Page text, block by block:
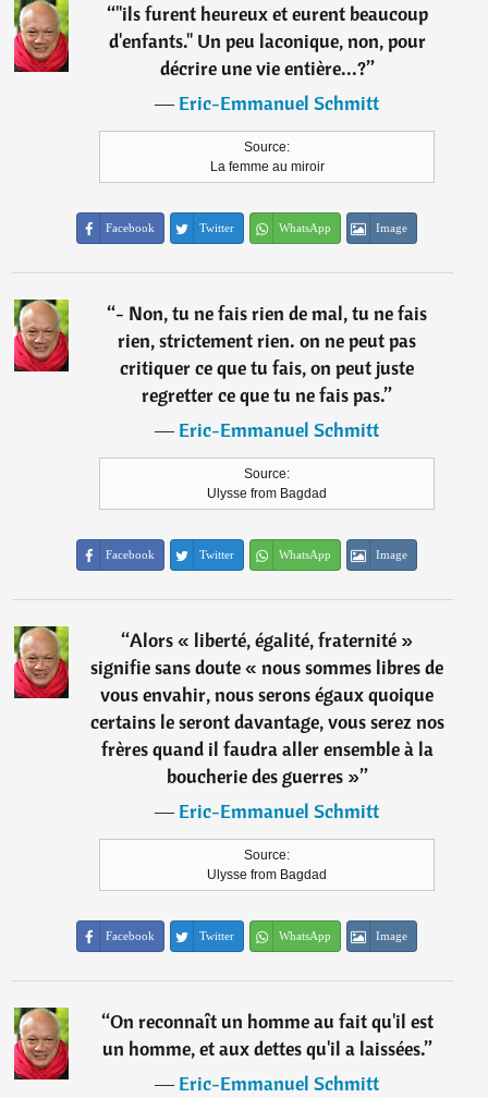
“"ils furent heureux et eurent beaucoup
d'enfants." Un peu laconique, non, pour
décrire une vie entière...?”
―Eric-Emmanuel Schmitt
Source:
La femme au miroir
Facebook Twitter WhatsApp Image
“- Non, tu ne fais rien de mal, tu ne fais
rien, strictement rien. on ne peut pas
critiquer ce que tu fais, on peut juste
regretter ce que tu ne fais pas.”
―Eric-Emmanuel Schmitt
Source:
Ulysse from Bagdad
Facebook Twitter WhatsApp Image
“Alors « liberté, égalité, fraternité »
signifie sans doute « nous sommes libres de
vous envahir, nous serons égaux quoique
certains le seront davantage, vous serez nos
frères quand il faudra aller ensemble à la
boucherie des guerres »”
―Eric-Emmanuel Schmitt
Source:
Ulysse from Bagdad
Facebook Twitter WhatsApp Image
“On reconnaît un homme au fait qu'il est
un homme, et aux dettes qu'il a laissées.”
―Eric-Emmanuel Schmitt